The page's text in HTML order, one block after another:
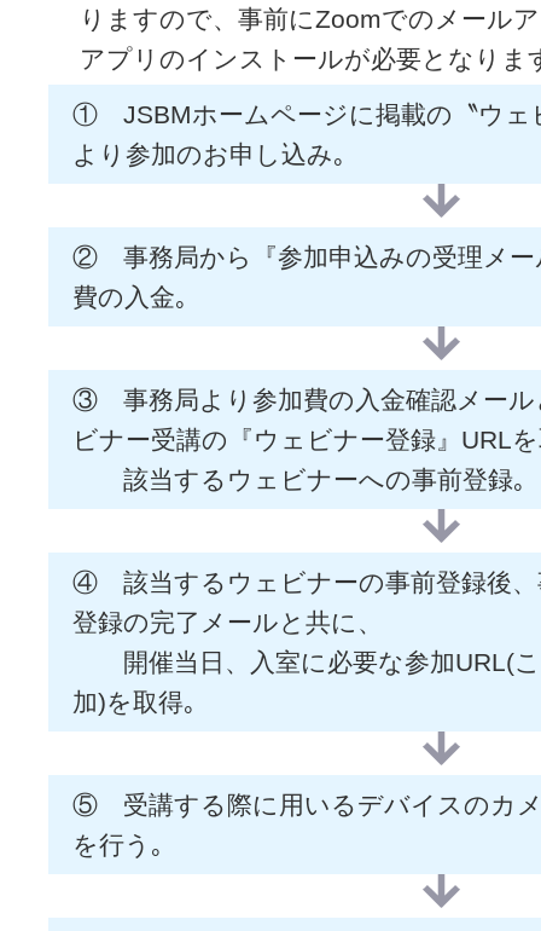
りますので、事前にZoomでのメール
アプリのインストールが必要となりま
① JSBMホームページに掲載の〝ウェ
より参加のお申し込み｡
② 事務局から『参加申込みの受理メー
費の入金｡
③ 事務局より参加費の入金確認メール
ビナー受講の『ウェビナー登録』URL
該当するウェビナーへの事前登録｡
④ 該当するウェビナーの事前登録後、
登録の完了メールと共に、
開催当日、入室に必要な参加URL(
加)を取得｡
⑤ 受講する際に用いるデバイスのカ
を行う｡